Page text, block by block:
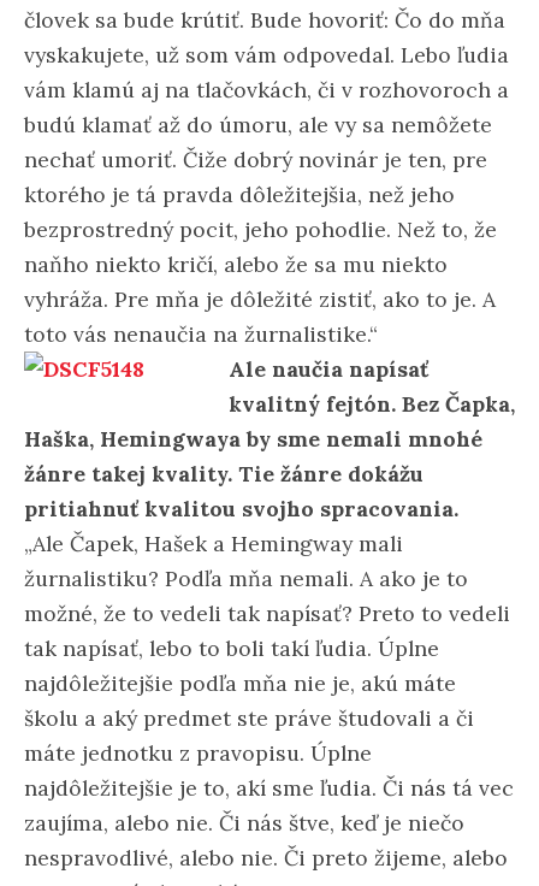
človek sa bude krútiť. Bude hovoriť: Čo do mňa
vyskakujete, už som vám odpovedal. Lebo ľudia
vám klamú aj na tlačovkách, či v rozhovoroch a
budú klamať až do úmoru, ale vy sa nemôžete
nechať umoriť. Čiže dobrý novinár je ten, pre
ktorého je tá pravda dôležitejšia, než jeho
bezprostredný pocit, jeho pohodlie. Než to, že
naňho niekto kričí, alebo že sa mu niekto
vyhráža. Pre mňa je dôležité zistiť, ako to je. A
toto vás nenaučia na žurnalistike.“
Ale naučia napísať
kvalitný fejtón. Bez Čapka,
Haška, Hemingwaya by sme nemali mnohé
žánre takej kvality. Tie žánre dokážu
pritiahnuť kvalitou svojho spracovania.
„Ale Čapek, Hašek a Hemingway mali
žurnalistiku? Podľa mňa nemali. A ako je to
možné, že to vedeli tak napísať? Preto to vedeli
tak napísať, lebo to boli takí ľudia. Úplne
najdôležitejšie podľa mňa nie je, akú máte
školu a aký predmet ste práve študovali a či
máte jednotku z pravopisu. Úplne
najdôležitejšie je to, akí sme ľudia. Či nás tá vec
zaujíma, alebo nie. Či nás štve, keď je niečo
nespravodlivé, alebo nie. Či preto žijeme, alebo